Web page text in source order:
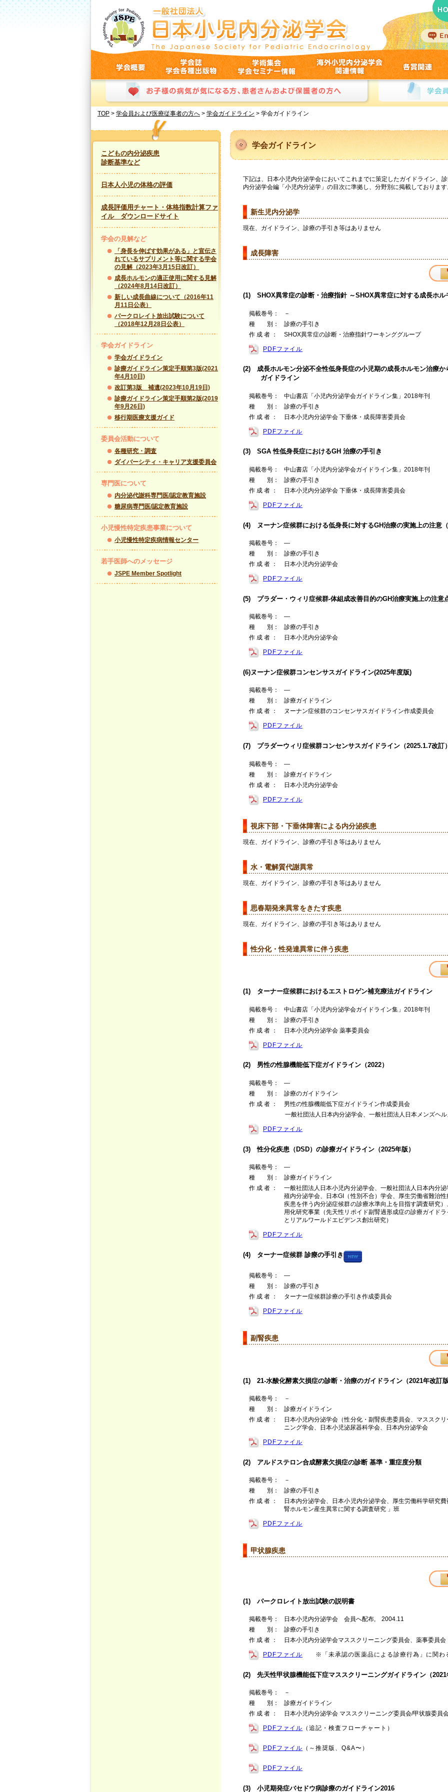
English
学会概要 学会誌・学会各種出版物 学術集会・学会セミナー情報 海外小児内分泌学会関連情報 各賞関連
お子様の病気が気になる方、患者さんおよび保護者の方へ 学会員および医療従事者の方へ
TOP > 学会員および医療従事者の方へ > 学会ガイドライン > 学会ガイドライン
こどもの内分泌疾患
診断基準など
日本人小児の体格の評価
成長評価用チャート・体格指数計算ファ
イル ダウンロードサイト
学会の見解など
「身長を伸ばす効果がある」と宣伝さ
れているサプリメント等に関する学会
の見解（2023年3月15日改訂）
成長ホルモンの適正使用に関する見解
（2024年8月14日改訂）
新しい成長曲線について（2016年11
月11日公表）
パークロレイト放出試験について
（2018年12月28日公表）
学会ガイドライン
学会ガイドライン
診療ガイドライン策定手順第3版(2021
年4月10日)
改訂第3版 補遺(2023年10月19日)
診療ガイドライン策定手順第2版(2019
年9月26日)
移行期医療支援ガイド
委員会活動について
各種研究・調査
ダイバーシティ・キャリア支援委員会
専門医について
内分泌代謝科専門医/認定教育施設
糖尿病専門医/認定教育施設
小児慢性特定疾患事業について
小児慢性特定疾病情報センター
若手医師へのメッセージ
JSPE Member Spotlight
学会ガイドライン
下記は、日本小児内分泌学会においてこれまでに策定したガイドライン、
内分泌学会編「小児内分泌学」の目次に準拠し、分野別に掲載しておりま
新生児内分泌学
現在、ガイドライン、診療の手引き等はありません
成長障害
(1) SHOX異常症の診断・治療指針 ～SHOX異常症に対する成長ホル
掲載巻号：
－
種 別：
診療の手引き
作 成 者 ：
SHOX異常症の診断・治療指針ワーキンググループ
PDFファイル
(2) 成長ホルモン分泌不全性低身長症の小児期の成長ホルモン治療か
ガイドライン
掲載巻号：
中山書店「小児内分泌学会ガイドライン集」2018年刊
種 別：
診療の手引き
作 成 者 ：
日本小児内分泌学会 下垂体・成長障害委員会
PDFファイル
(3) SGA 性低身長症におけるGH 治療の手引き
掲載巻号：
中山書店「小児内分泌学会ガイドライン集」2018年刊
種 別：
診療の手引き
作 成 者 ：
日本小児内分泌学会 下垂体・成長障害委員会
PDFファイル
(4) ヌーナン症候群における低身長に対するGH治療の実施上の注意
掲載巻号：
―
種 別：
診療の手引き
作 成 者 ：
日本小児内分泌学会
PDFファイル
(5) プラダー・ウィリ症候群-体組成改善目的のGH治療実施上の注意
掲載巻号：
―
種 別：
診療の手引き
作 成 者 ：
日本小児内分泌学会
PDFファイル
(6)ヌーナン症候群コンセンサスガイドライン(2025年度版)
掲載巻号：
―
種 別：
診療ガイドライン
作 成 者 ：
ヌーナン症候群のコンセンサスガイドライン作成委員会
PDFファイル
(7) プラダーウィリ症候群コンセンサスガイドライン（2025.1.7改訂
掲載巻号：
―
種 別：
診療ガイドライン
作 成 者 ：
日本小児内分泌学会
PDFファイル
視床下部・下垂体障害による内分泌疾患
現在、ガイドライン、診療の手引き等はありません
水・電解質代謝異常
現在、ガイドライン、診療の手引き等はありません
思春期発来異常をきたす疾患
現在、ガイドライン、診療の手引き等はありません
性分化・性発達異常に伴う疾患
(1) ターナー症候群におけるエストロゲン補充療法ガイドライン
掲載巻号：
中山書店「小児内分泌学会ガイドライン集」2018年刊
種 別：
診療の手引き
作 成 者 ：
日本小児内分泌学会 薬事委員会
PDFファイル
(2) 男性の性腺機能低下症ガイドライン（2022）
掲載巻号：
―
種 別：
診療のガイドライン
作 成 者 ：
男性の性腺機能低下症ガイドライン作成委員会
一般社団法人日本内分泌学会、一般社団法人日本メンズヘル
PDFファイル
(3) 性分化疾患（DSD）の診療ガイドライン（2025年版）
掲載巻号：
―
種 別：
診療ガイドライン
作 成 者 ：
一般社団法人日本小児内分泌学会、一般社団法人日本内分
殖内分泌学会、日本GI（性別不合）学会、厚生労働省難治
疾患を伴う内分泌症候群の診療水準向上を目指す調査研究
用化研究事業（先天性リポイド副腎過形成症の診療ガイド
とリアルワールドエビデンス創出研究）
PDFファイル
(4) ターナー症候群 診療の手引き
掲載巻号：
―
種 別：
診療の手引き
作 成 者 ：
ターナー症候群診療の手引き作成委員会
PDFファイル
副腎疾患
(1) 21-水酸化酵素欠損症の診断・治療のガイドライン（2021年改訂
掲載巻号：
－
種 別：
診療ガイドライン
作 成 者 ：
日本小児内分泌学会（性分化・副腎疾患委員会、マススク
ニング学会、日本小児泌尿器科学会、日本内分泌学会
PDFファイル
(2) アルドステロン合成酵素欠損症の診断 基準・重症度分類
掲載巻号：
－
種 別：
診療の手引き
作 成 者 ：
日本内分泌学会、日本小児内分泌学会、厚生労働科学研究
腎ホルモン産生異常に関する調査研究 」班
PDFファイル
甲状腺疾患
(1) パークロレイト放出試験の説明書
掲載巻号：
日本小児内分泌学会 会員へ配布, 2004.11
種 別：
診療の手引き
作 成 者 ：
日本小児内分泌学会マススクリーニング委員会、薬事委員会
PDFファイル ※「未承認の医薬品による診療行為」に関わ
(2) 先天性甲状腺機能低下症マススクリーニングガイドライン（2021
掲載巻号：
－
種 別：
診療ガイドライン
作 成 者 ：
日本小児内分泌学会 マススクリーニング委員会/甲状腺委員
PDFファイル （追記・検査フローチャート）
PDFファイル （～推奨版、Q&A〜）
PDFファイル
(3) 小児期発症バセドウ病診療のガイドライン2016